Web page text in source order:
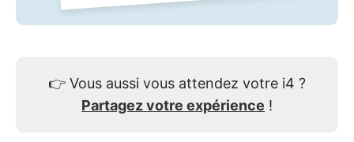
👉 Vous aussi vous attendez votre i4 ?
Partagez votre expérience !